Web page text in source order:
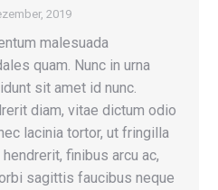
2019
malesuada
quam. Nunc in urna
sit amet id nunc.
diam, vitae dictum odio
lacinia tortor, ut fringilla
finibus arcu ac,
sagittis faucibus neque